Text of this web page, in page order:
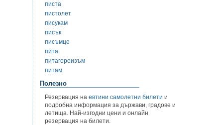
писта
пистолет
писукам
писък
писъмце
пита
питагореизъм
питам
Полезно
Резервация на евтини самолетни билети и
подробна информация за държави, градове и
летища. Най-изгодни цени и онлайн
резервация на билети.